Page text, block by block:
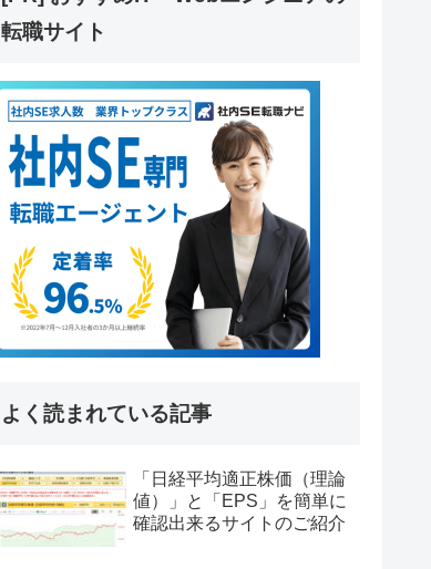
転職サイト
よく読まれている記事
「日経平均適正株価（理論
値）」と「EPS」を簡単に
確認出来るサイトのご紹介